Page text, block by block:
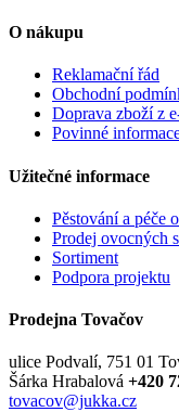
O nákupu
Reklamační řád
Obchodní
Doprava zboží z
Povinné
Užitečné informace
Pěstování a péče
Prodej ovocných
Sortiment
Podpora projektu
Prodejna Tovačov
ulice Podvalí, 751 01
Šárka Hrabalová +420
tovacov@jukka.cz